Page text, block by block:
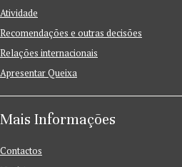
Atividade
Recomendações e outras decisões
Relações internacionais
Apresentar Queixa
Mais Informações
Contactos